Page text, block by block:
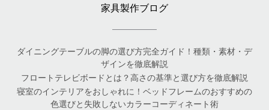
家具製作ブログ
ダイニングテーブルの脚の選び方完全ガイド！種類・素材・デ
ザインを徹底解説
フロートテレビボードとは？高さの基準と選び方を徹底解説
寝室のインテリアをおしゃれに！ベッドフレームのおすすめの
色選びと失敗しないカラーコーディネート術